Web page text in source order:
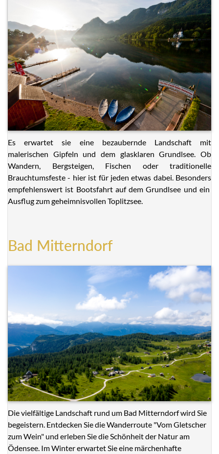
Es erwartet sie eine bezaubernde Landschaft mit
malerischen Gipfeln und dem glasklaren Grundlsee. Ob
Wandern, Bergsteigen, Fischen oder traditionelle
Brauchtumsfeste - hier ist für jeden etwas dabei. Besonders
empfehlenswert ist Bootsfahrt auf dem Grundlsee und ein
Ausflug zum geheimnisvollen Toplitzsee.
Bad Mitterndorf
Die vielfältige Landschaft rund um Bad Mitterndorf wird Sie
begeistern. Entdecken Sie die Wanderroute "Vom Gletscher
zum Wein" und erleben Sie die Schönheit der Natur am
Ödensee. Im Winter erwartet Sie eine märchenhafte